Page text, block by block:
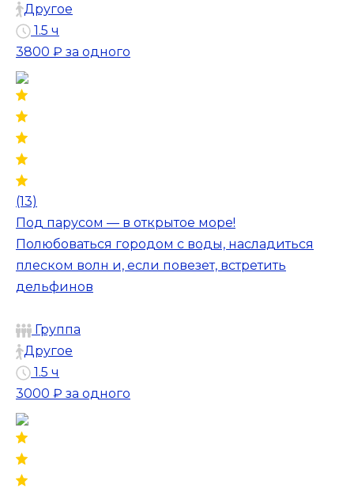
Другое
1.5 ч
3800 ₽ за одного
(13)
Под парусом — в открытое море!
Полюбоваться городом с воды, насладиться
плеском волн и, если повезет, встретить
дельфинов
Группа
Другое
1.5 ч
3000 ₽ за одного